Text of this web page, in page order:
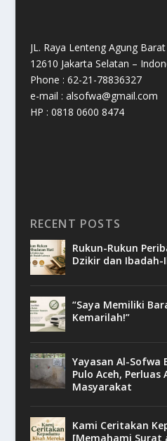
JL. Raya Lenteng Agung
12610 Jakarta Selatan –
Phone : 62-21-78836327
e-mail : alsofwa@gmail.com
HP : 0818 0600 8474
RECENT POSTS
Rukun-Rukun
Dzikir dan Ibadah-
“Saya Memiliki
Kemarilah!”
Yayasan Al-Sofwa
Pulo Aceh, Perluas
Masyarakat
Kami Ceritakan
[Memahami Surat